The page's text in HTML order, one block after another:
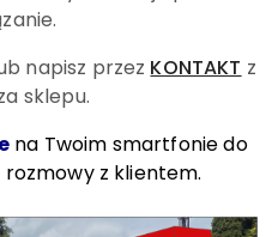
napisz przez KONTAKT z
sklepu.
na Twoim smartfonie do
z klientem.